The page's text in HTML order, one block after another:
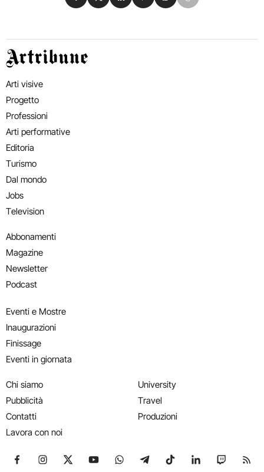
Artribune
Arti visive
Progetto
Professioni
Arti performative
Editoria
Turismo
Dal mondo
Jobs
Television
Abbonamenti
Magazine
Newsletter
Podcast
Eventi e Mostre
Inaugurazioni
Finissage
Eventi in giornata
Chi siamo
Pubblicità
Contatti
Lavora con noi
University
Travel
Produzioni
Seguici su Facebook
Seguici su Instagram
Seguici su X
Seguici su YouTube
Seguici su WhatsApp
Seguici su Telegram
Seguici su TikTok
Seguici su
Seguici